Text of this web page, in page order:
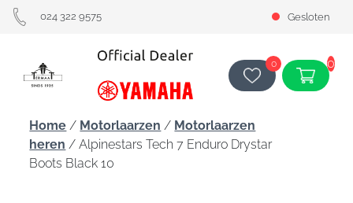
024 322 9575 Gesloten
0 0
Home / Motorlaarzen / Motorlaarzen
heren / Alpinestars Tech 7 Enduro Drystar
Boots Black 10